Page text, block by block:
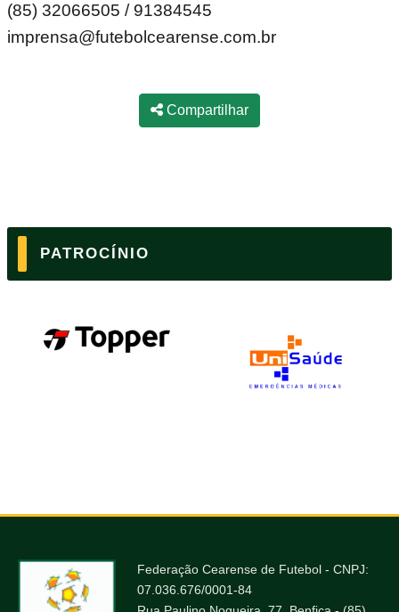
(85) 32066505 / 91384545
imprensa@futebolcearense.com.br
Compartilhar
PATROCÍNIO
Federação Cearense de Futebol - CNPJ:
07.036.676/0001-84